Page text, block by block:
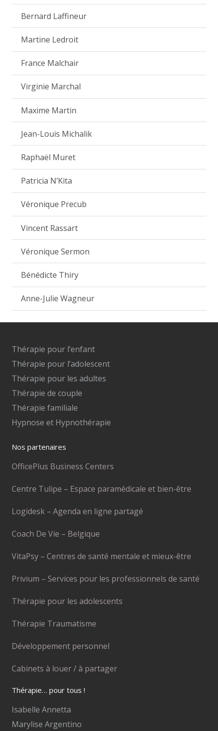
Bernard Laffineur
Martine Ledroit
France Malchair
Virginie Marchal
Maxime Martin
Jean-Louis Michalik
Raphaël Muret
Patricia N’Kita
Véronique Precub
Vincent Rassart
Véronique Sermon
Bénédicte Thiry
Anne-Julie Wagneur
Thérapie pour l’enfant
Thérapie pour l’adolescent
Thérapie pour les adultes
Thérapie de couple
Thérapie familiale
Hypnose et Hypnothérapie
Nos partenaires
OfficePlus Business Centers
Centre Tulipe – Espace paramédicale et bien-être
Logidesk – Agenda en ligne partagé
Coach De Vie – Belgique
VitaPsy – Centres de santé mentale et mieux-être
Privium – Services pour les professionnels de santé
Thérapie pour les adolescents
Thérapie Traumatisme
Développement personnel
Cabinets à louer / à partager
Thérapie… pour tous !
Isabelle Annetta
Marylise Argentino